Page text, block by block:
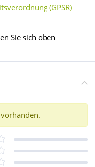
(GPSR)
Sie sich oben